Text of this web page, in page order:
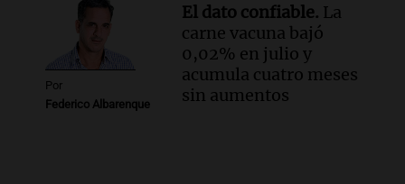
Por
Federico Albarenque
El dato confiable. La
carne vacuna bajó
0,02% en julio y
acumula cuatro meses
sin aumentos